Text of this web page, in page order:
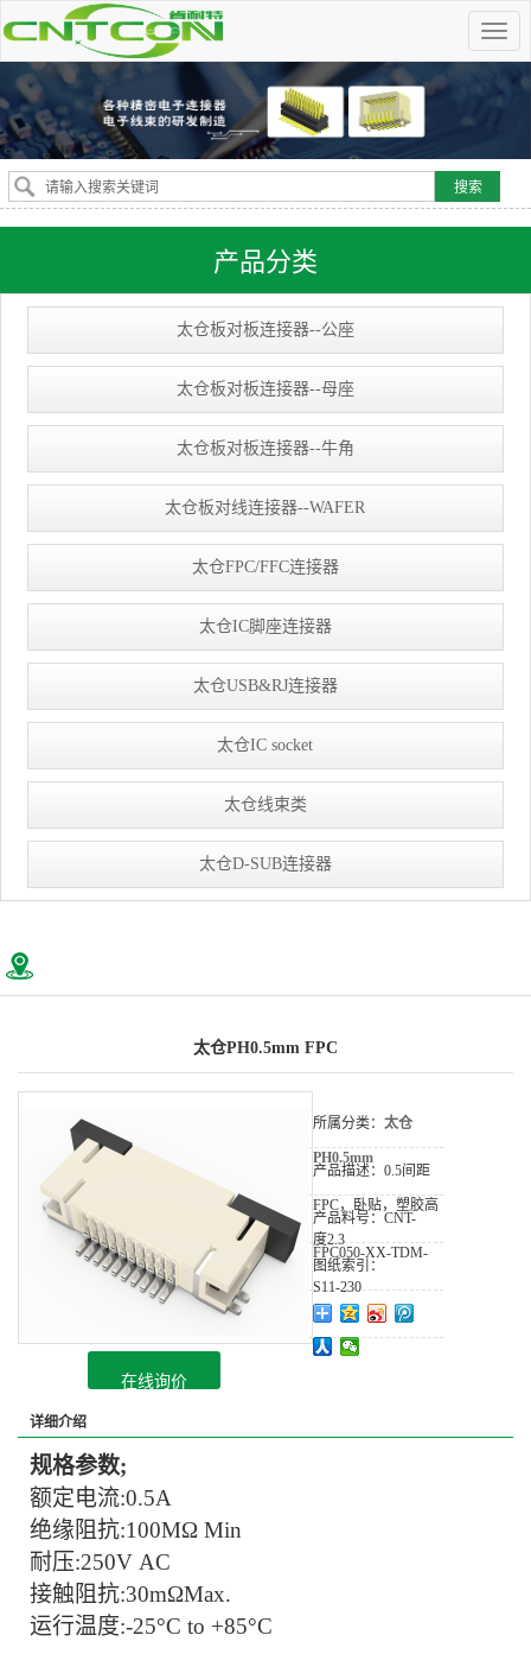
产品分类
太仓板对板连接器--公座
太仓板对板连接器--母座
太仓板对板连接器--牛角
太仓板对线连接器--WAFER
太仓FPC/FFC连接器
太仓IC脚座连接器
太仓USB&RJ连接器
太仓IC socket
太仓线束类
太仓D-SUB连接器
太仓PH0.5mm FPC
所属分类： 太仓
PH0.5mm
产品描述： 0.5间距
FPC，卧贴，塑胶高
度2.3
产品料号： CNT-
FPC050-XX-TDM-
S11-230
图纸索引：
在线询价
详细介绍
规格参数;
额定电流:0.5A
绝缘阻抗:100MΩ Min
耐压:250V AC
接触阻抗:30mΩMax.
运行温度:-25°C to +85°C